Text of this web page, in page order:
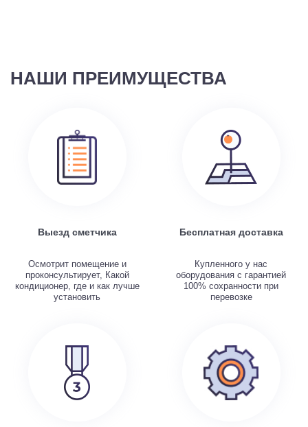
НАШИ ПРЕИМУЩЕСТВА
Выезд сметчика
Осмотрит помещение и
проконсультирует, Какой
кондиционер, где и как лучше
установить
Бесплатная доставка
Купленного у нас
оборудования с гарантией
100% сохранности при
перевозке